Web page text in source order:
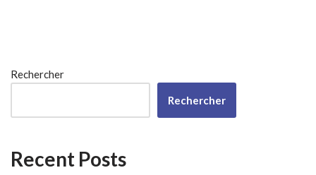
Rechercher
Rechercher
Recent Posts